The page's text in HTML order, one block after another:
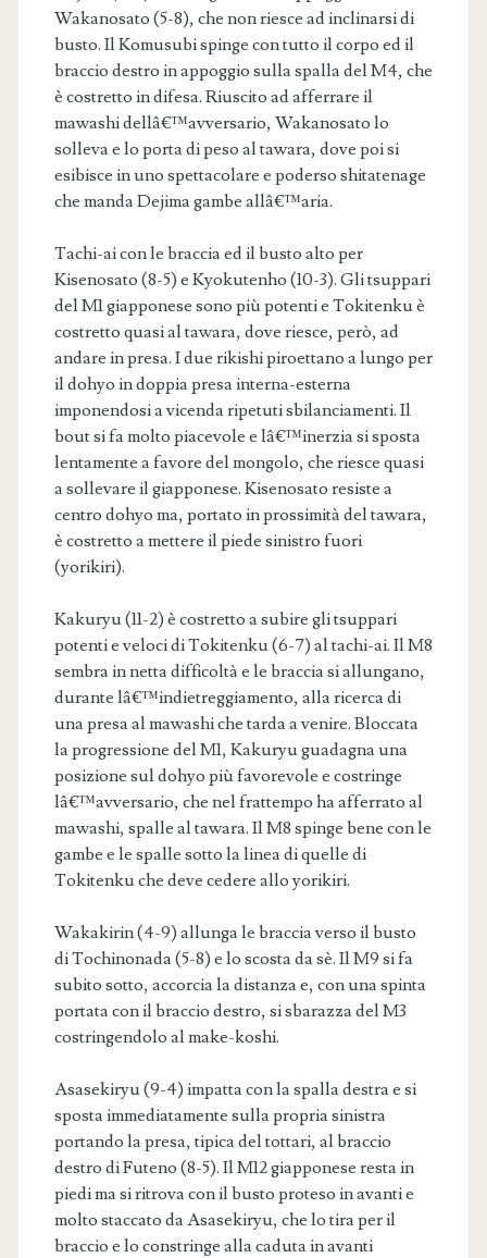
Wakanosato (5-8), che non riesce ad inclinarsi di
busto. Il Komusubi spinge con tutto il corpo ed il
braccio destro in appoggio sulla spalla del M4, che
è costretto in difesa. Riuscito ad afferrare il
mawashi dellâ€™avversario, Wakanosato lo
solleva e lo porta di peso al tawara, dove poi si
esibisce in uno spettacolare e poderso shitatenage
che manda Dejima gambe allâ€™aria.
Tachi-ai con le braccia ed il busto alto per
Kisenosato (8-5) e Kyokutenho (10-3). Gli tsuppari
del M1 giapponese sono più potenti e Tokitenku è
costretto quasi al tawara, dove riesce, però, ad
andare in presa. I due rikishi piroettano a lungo per
il dohyo in doppia presa interna-esterna
imponendosi a vicenda ripetuti sbilanciamenti. Il
bout si fa molto piacevole e lâ€™inerzia si sposta
lentamente a favore del mongolo, che riesce quasi
a sollevare il giapponese. Kisenosato resiste a
centro dohyo ma, portato in prossimità del tawara,
è costretto a mettere il piede sinistro fuori
(yorikiri).
Kakuryu (11-2) è costretto a subire gli tsuppari
potenti e veloci di Tokitenku (6-7) al tachi-ai. Il M8
sembra in netta difficoltà e le braccia si allungano,
durante lâ€™indietreggiamento, alla ricerca di
una presa al mawashi che tarda a venire. Bloccata
la progressione del M1, Kakuryu guadagna una
posizione sul dohyo più favorevole e costringe
lâ€™avversario, che nel frattempo ha afferrato al
mawashi, spalle al tawara. Il M8 spinge bene con le
gambe e le spalle sotto la linea di quelle di
Tokitenku che deve cedere allo yorikiri.
Wakakirin (4-9) allunga le braccia verso il busto
di Tochinonada (5-8) e lo scosta da sè. Il M9 si fa
subito sotto, accorcia la distanza e, con una spinta
portata con il braccio destro, si sbarazza del M3
costringendolo al make-koshi.
Asasekiryu (9-4) impatta con la spalla destra e si
sposta immediatamente sulla propria sinistra
portando la presa, tipica del tottari, al braccio
destro di Futeno (8-5). Il M12 giapponese resta in
piedi ma si ritrova con il busto proteso in avanti e
molto staccato da Asasekiryu, che lo tira per il
braccio e lo constringe alla caduta in avanti